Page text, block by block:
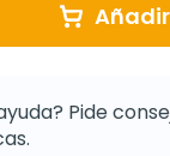
Pide